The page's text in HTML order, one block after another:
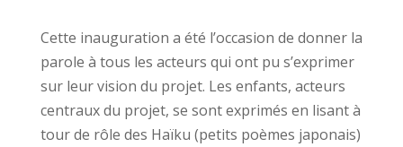
Cette inauguration a été l’occasion de donner la
parole à tous les acteurs qui ont pu s’exprimer
sur leur vision du projet. Les enfants, acteurs
centraux du projet, se sont exprimés en lisant à
tour de rôle des Haïku (petits poèmes japonais)